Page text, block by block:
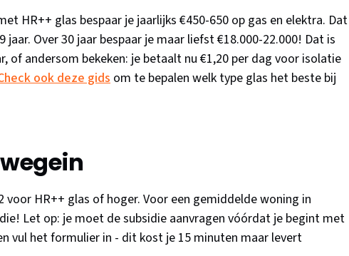
HR++ glas bespaar je jaarlijks €450-650 op gas en elektra. Dat
Over 30 jaar bespaar je maar liefst €18.000-22.000! Dat is
of andersom bekeken: je betaalt nu €1,20 per dag voor isolatie
ook deze gidsom te bepalen welk type glas het beste bij
voor HR++ glas of hoger. Voor een gemiddelde woning in
Let op: je moet de subsidie aanvragen vóórdat je begint met
vul het formulier in - dit kost je 15 minuten maar levert